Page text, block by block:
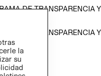
DE TRANSPARENCIA Y
DE TRANSPARENCIA Y
la
su